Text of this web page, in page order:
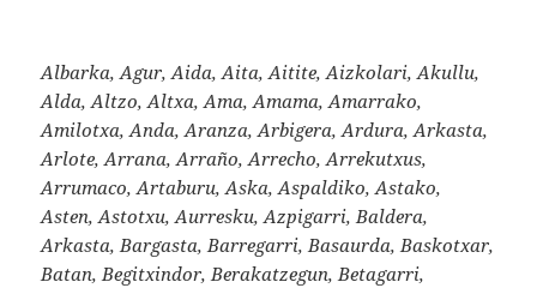
Albarka, Agur, Aida, Aita, Aitite, Aizkolari, Akullu,
Alda, Altzo, Altxa, Ama, Amama, Amarrako,
Amilotxa, Anda, Aranza, Arbigera, Ardura, Arkasta,
Arlote, Arrana, Arraño, Arrecho, Arrekutxus,
Arrumaco, Artaburu, Aska, Aspaldiko, Astako,
Asten, Astotxu, Aurresku, Azpigarri, Baldera,
Arkasta, Bargasta, Barregarri, Basaurda, Baskotxar,
Batan, Begitxindor, Berakatzegun, Betagarri,